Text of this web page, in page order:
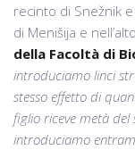
recinto di Snežnik
di Menišija e
della Facoltà di
introduciamo linci
stesso effetto di
figlio riceve metà
introduciamo